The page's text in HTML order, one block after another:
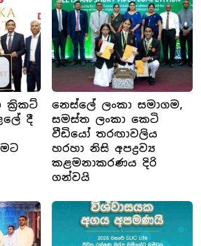
ක්‍රිකට්
දී
නෙස්ලේ ලංකා සමාගම,
සමස්ත ලංකා කෙටි
වීඩියෝ තරඟාවලිය
හරහා නිසි අපද්‍රව්‍ය
කළමනාකරණය දිරි
ගන්වයි